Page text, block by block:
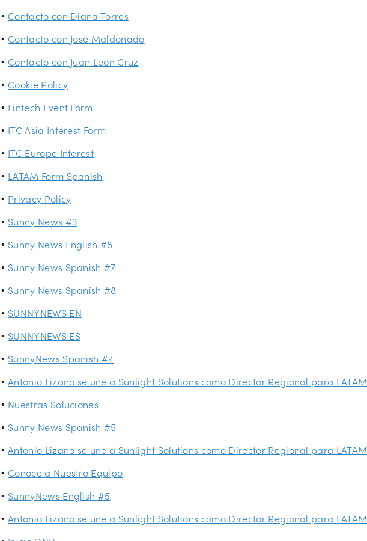
Contacto con Diana Torres
Contacto con Jose Maldonado
Contacto con Juan Leon Cruz
Cookie Policy
Fintech Event Form
ITC Asia Interest Form
ITC Europe Interest
LATAM Form Spanish
Privacy Policy
Sunny News #3
Sunny News English #8
Sunny News Spanish #7
Sunny News Spanish #8
SUNNYNEWS EN
SUNNYNEWS ES
SunnyNews Spanish #4
Antonio Lizano se une a Sunlight Solutions como Director Regional para LATAM
Nuestras Soluciones
Sunny News Spanish #5
Antonio Lizano se une a Sunlight Solutions como Director Regional para LATAM
Conoce a Nuestro Equipo
SunnyNews English #5
Antonio Lizano se une a Sunlight Solutions como Director Regional para LATAM